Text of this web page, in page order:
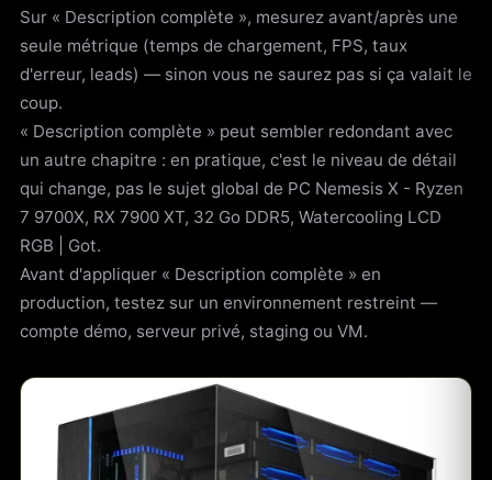
Sur « Description complète », mesurez avant/après une
seule métrique (temps de chargement, FPS, taux
d'erreur, leads) — sinon vous ne saurez pas si ça valait le
coup.
« Description complète » peut sembler redondant avec
un autre chapitre : en pratique, c'est le niveau de détail
qui change, pas le sujet global de PC Nemesis X - Ryzen
7 9700X, RX 7900 XT, 32 Go DDR5, Watercooling LCD
RGB | Got.
Avant d'appliquer « Description complète » en
production, testez sur un environnement restreint —
compte démo, serveur privé, staging ou VM.